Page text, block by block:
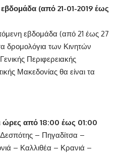
(από 21-01-2019 έως
εβδομάδα (από 21 έως 27
δρομολόγια των Κινητών
Περιφερειακής
Μακεδονίας θα είναι τα
ώρες από 18:00 έως 01:00
– Πηγαδίτσα –
– Καλλιθέα – Κρανιά –